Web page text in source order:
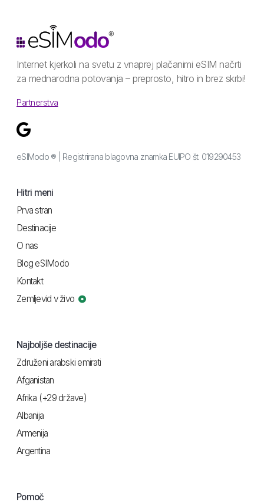
Internet kjerkoli na svetu z vnaprej plačanimi eSIM načrti
za mednarodna potovanja – preprosto, hitro in brez skrbi!
Partnerstva
eSIModo ® | Registrirana blagovna znamka EUIPO št. 019290453
Hitri meni
Prva stran
Destinacije
O nas
Blog eSIModo
Kontakt
Zemljevid v živo
Najboljše destinacije
Združeni arabski emirati
Afganistan
Afrika (+29 države)
Albanija
Armenija
Argentina
Pomoč